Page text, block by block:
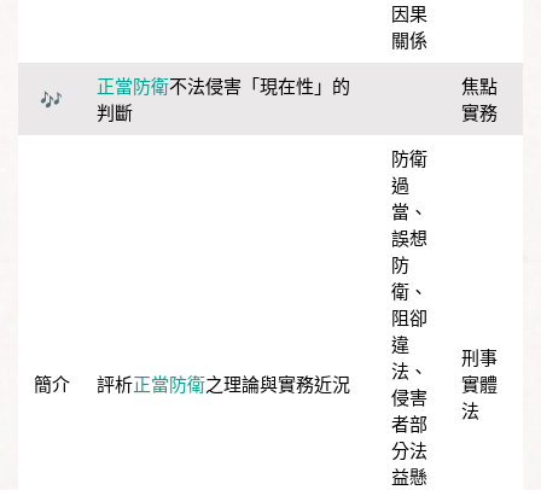
因果
關係
正當防衛不法侵害「現在性」的
判斷
焦點
實務
評析正當防衛之理論與實務近況
防衛
過
當 、
誤想
防
衛 、
阻卻
違
法 、
侵害
者部
分法
益懸
刑事
實體
法